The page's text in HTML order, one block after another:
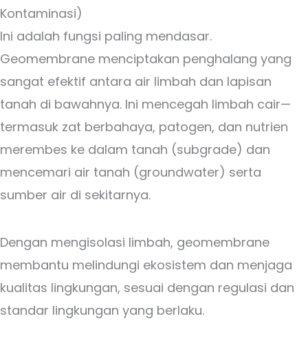
Kontaminasi)
Ini adalah fungsi paling mendasar.
Geomembrane menciptakan penghalang yang
sangat efektif antara air limbah dan lapisan
tanah di bawahnya. Ini mencegah limbah cair—
termasuk zat berbahaya, patogen, dan nutrien
merembes ke dalam tanah (subgrade) dan
mencemari air tanah (groundwater) serta
sumber air di sekitarnya.
Dengan mengisolasi limbah, geomembrane
membantu melindungi ekosistem dan menjaga
kualitas lingkungan, sesuai dengan regulasi dan
standar lingkungan yang berlaku.